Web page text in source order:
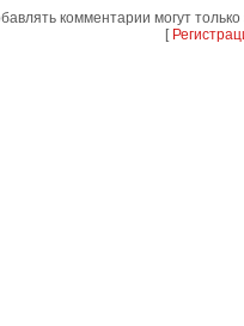
комментарии могут
[